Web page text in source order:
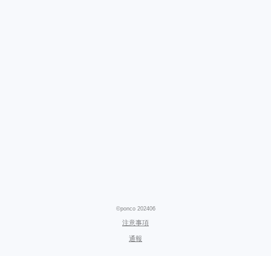
©ponco 202406
注意事項
通報